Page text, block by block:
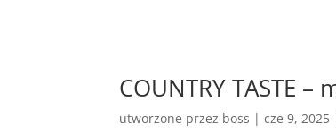
COUNTRY TASTE
utworzone przez boss |cze 9, 2025